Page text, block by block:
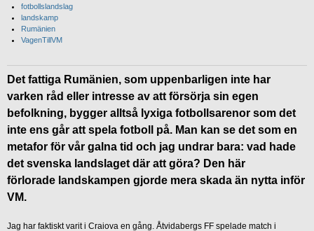
fotbollslandslag
landskamp
Rumänien
VagenTillVM
Det fattiga Rumänien, som uppenbarligen inte har
varken råd eller intresse av att försörja sin egen
befolkning, bygger alltså lyxiga fotbollsarenor som det
inte ens går att spela fotboll på. Man kan se det som en
metafor för vår galna tid och jag undrar bara: vad hade
det svenska landslaget där att göra? Den här
förlorade landskampen gjorde mera skada än nytta inför
VM.
Jag har faktiskt varit i Craiova en gång. Åtvidabergs FF spelade match i